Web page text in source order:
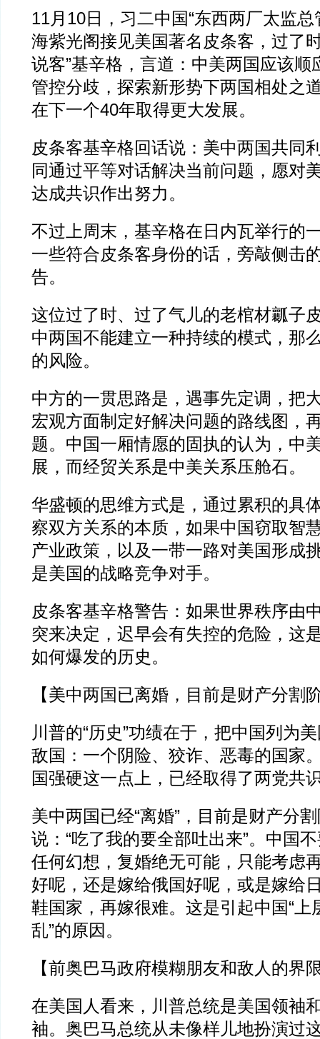
11月10日，习二中国“东西两厂太监总
海紫光阁接见美国著名皮条客，过了
说客”基辛格，言道：中美两国应该顺
管控分歧，探索新形势下两国相处之
在下一个40年取得更大发展。
皮条客基辛格回话说：美中两国共同
同通过平等对话解决当前问题，愿对
达成共识作出努力。
不过上周末，基辛格在日内瓦举行的
一些符合皮条客身份的话，旁敲侧击
告。
这位过了时、过了气儿的老棺材瓤子
中两国不能建立一种持续的模式，那
的风险。
中方的一贯思路是，遇事先定调，把
宏观方面制定好解决问题的路线图，
题。中国一厢情愿的固执的认为，中
展，而经贸关系是中美关系压舱石。
华盛顿的思维方式是，通过累积的具
察双方关系的本质，如果中国窃取智
产业政策，以及一带一路对美国形成
是美国的战略竞争对手。
皮条客基辛格警告：如果世界秩序由
突来决定，迟早会有失控的危险，这
如何爆发的历史。
【美中两国已离婚，目前是财产分割
川普的“历史”功绩在于，把中国列为
敌国：一个阴险、狡诈、恶毒的国家
国强硬这一点上，已经取得了两党共
美中两国已经“离婚”，目前是财产分
说：“吃了我的要全部吐出来”。中国
任何幻想，复婚绝无可能，只能考虑
好呢，还是嫁给俄国好呢，或是嫁给
鞋国家，再嫁很难。这是引起中国“上
乱”的原因。
【前奥巴马政府模糊朋友和敌人的界
在美国人看来，川普总统是美国领袖
袖。奥巴马总统从未像样儿地扮演过